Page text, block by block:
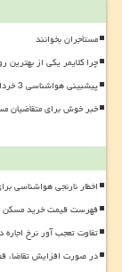
مستأجران بخوانند
چرا کلایمر یکی از
پیشبینی هواشناسی 3 خرداد رگبار و باد شدید تا روز سه شنبه ادامه دارد
خبر خوش برای متقاضیان
اخطار نارنجی هواشناسی برای ۴ استان رگبار شدید و سقوط سنگ فرا
فهرست قیمت خرید مسکن
تفاوت تعجب آور نرخ اجاره
در صورت افزایش تقاضا،